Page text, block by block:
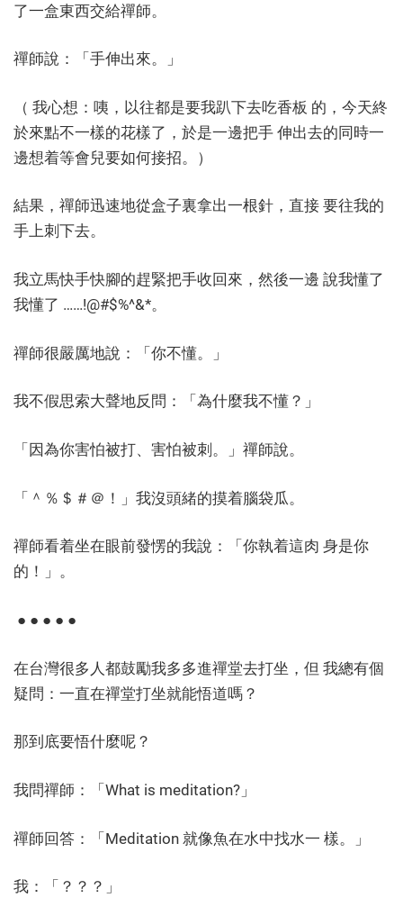
了一盒東西交給禪師。
禪師說：「手伸出來。」
（ 我心想：咦，以往都是要我趴下去吃香板 的，今天終
於來點不一樣的花樣了，於是一邊把手 伸出去的同時一
邊想着等會兒要如何接招。）
結果，禪師迅速地從盒子裏拿出一根針，直接 要往我的
手上刺下去。
我立馬快手快腳的趕緊把手收回來，然後一邊 說我懂了
我懂了 ……!@#$%^&*。
禪師很嚴厲地說：「你不懂。」
我不假思索大聲地反問：「為什麼我不懂？」
「因為你害怕被打、害怕被刺。」禪師說。
「＾％＄＃＠！」我沒頭緒的摸着腦袋瓜。
禪師看着坐在眼前發愣的我說：「你執着這肉 身是你
的！」。
● ● ● ● ●
在台灣很多人都鼓勵我多多進禪堂去打坐，但 我總有個
疑問：一直在禪堂打坐就能悟道嗎？
那到底要悟什麼呢？
我問禪師：「What is meditation?」
禪師回答：「Meditation 就像魚在水中找水一 樣。」
我：「？？？」